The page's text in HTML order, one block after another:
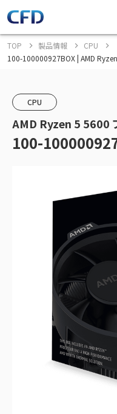
TOP 製品情報
CPU
100-100000927BOX | AMD
CPU
AMD Ryzen 5 5600
100-